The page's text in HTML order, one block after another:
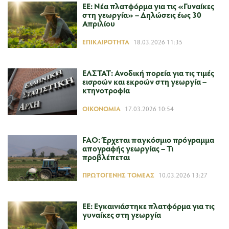
ΕΕ: Νέα πλατφόρμα για τις «Γυναίκες
στη γεωργία» – Δηλώσεις έως 30
Απριλίου
ΕΠΙΚΑΙΡΌΤΗΤΑ 18.03.2026 11:35
ΕΛΣΤΑΤ: Ανοδική πορεία για τις τιμές
εισροών και εκροών στη γεωργία –
κτηνοτροφία
ΟΙΚΟΝΟΜΊΑ 17.03.2026 10:54
FAO: Έρχεται παγκόσμιο πρόγραμμα
απογραφής γεωργίας – Τι
προβλέπεται
ΠΡΩΤΟΓΕΝΉΣ ΤΟΜΈΑΣ 10.03.2026 13:27
ΕΕ: Εγκαινιάστηκε πλατφόρμα για τις
γυναίκες στη γεωργία